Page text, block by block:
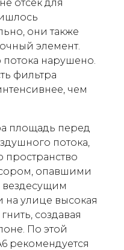
отсек для
они также
элемент.
нарушено.
фильтра
чем
площадь перед
потока,
пространство
опавшими
вездесущим
улице высокая
создавая
По этой
рекомендуется